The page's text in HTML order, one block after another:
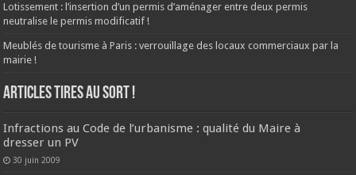
Lotissement : l’insertion d’un permis d’aménager entre deux permis
neutralise le permis modificatif !
Meublés de tourisme à Paris : verrouillage des locaux commerciaux par la
mairie !
ARTICLES TIRES AU SORT !
Infractions au Code de l’urbanisme : qualité du Maire à
dresser un PV
30 juin 2009